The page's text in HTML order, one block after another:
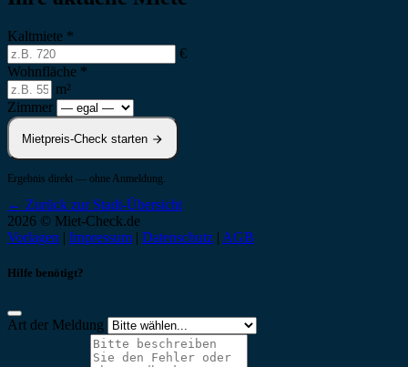
Kaltmiete *
€
Wohnfläche *
m²
Zimmer
Mietpreis-Check starten
Ergebnis direkt — ohne Anmeldung.
← Zurück zur Stadt-Übersicht
2026 © Miet-Check.de
Vorlagen | Impressum | Datenschutz | AGB
Hilfe benötigt?
Art der Meldung